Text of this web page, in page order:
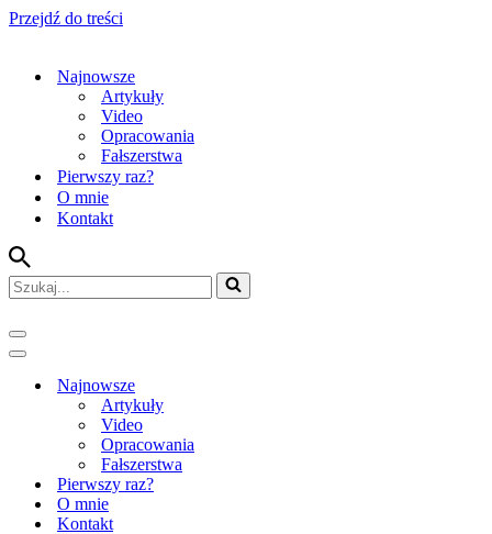
Przejdź do treści
Najnowsze
Artykuły
Video
Opracowania
Fałszerstwa
Pierwszy raz?
O mnie
Kontakt
Szukaj...
Menu
nawigacji
Menu
nawigacjiNajnowsze
Artykuły
Video
Opracowania
Fałszerstwa
Pierwszy raz?
O mnie
Kontakt